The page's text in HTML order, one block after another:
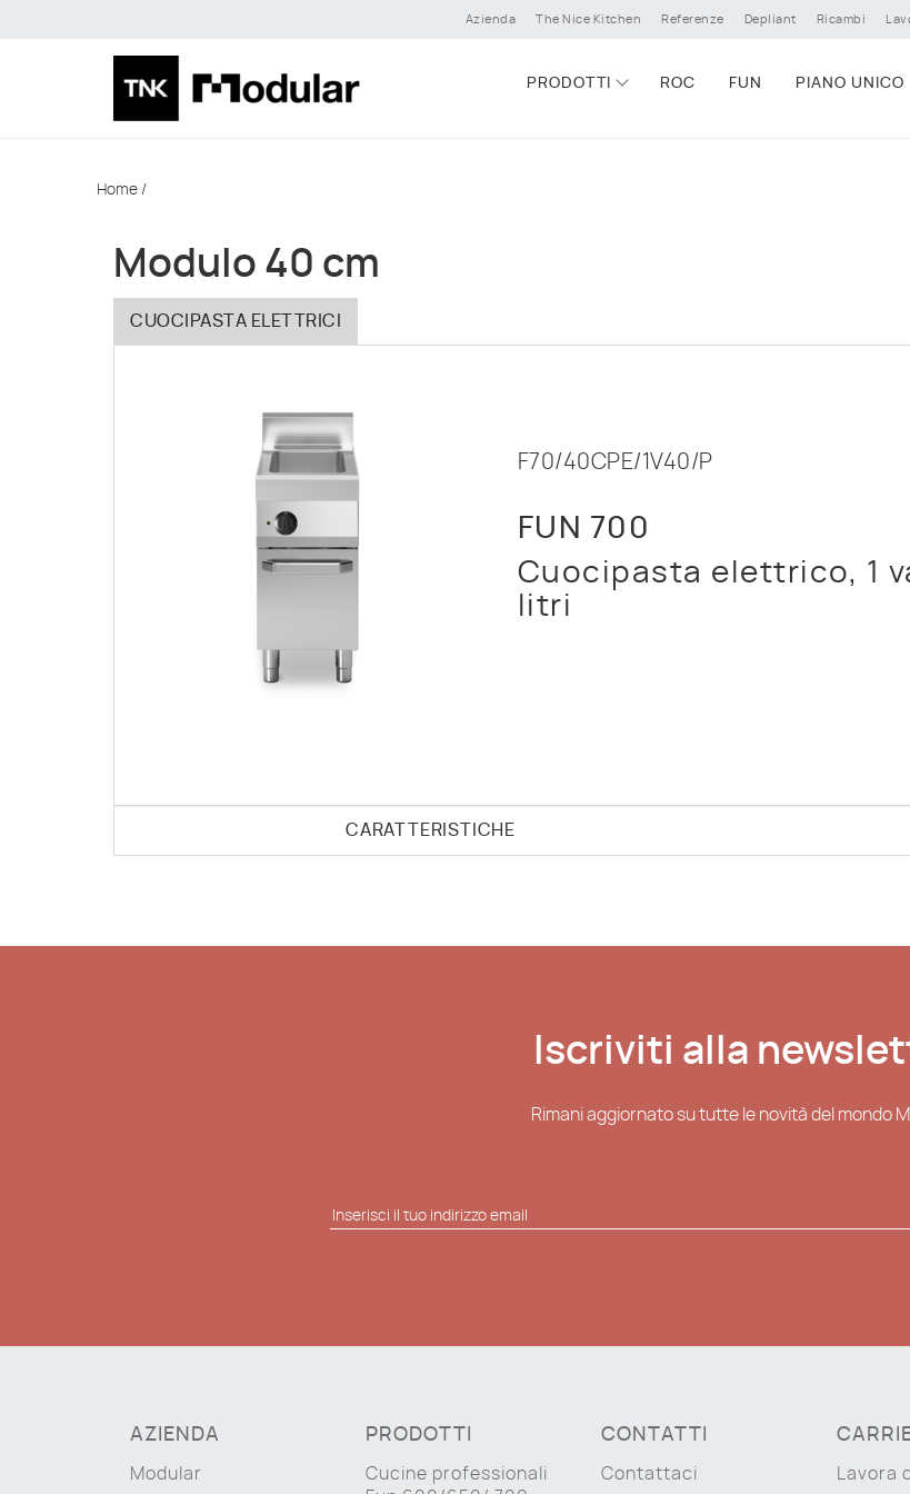
Azienda The Nice Kitchen Referenze Depliant Ricambi
PRODOTTI ROC FUN PIANO UNICO
Home /
Modulo 40 cm
CUOCIPASTA ELETTRICI
F70/40CPE/1V40/P
FUN 700
Cuocipasta elettrico, 1
litri
CARATTERISTICHE
Iscriviti alla
Rimani aggiornato su tutte le novità del mondo
AZIENDA
Modular
PRODOTTI
Cucine professionali
CONTATTI
Contattaci Lavora